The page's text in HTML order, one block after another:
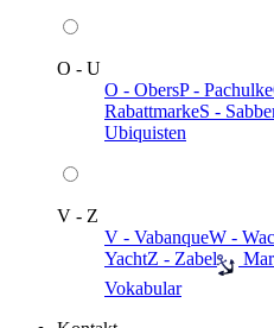
O - U
O - ObersP - Pachulke
RabattmarkeS -
Ubiquisten
V - Z
V - VabanqueW -
YachtZ - Zabel
Vokabular